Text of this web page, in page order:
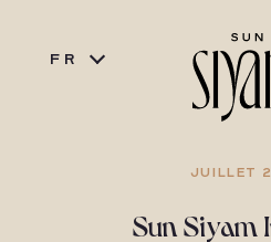
FR
JUILLET
Sun Siyam